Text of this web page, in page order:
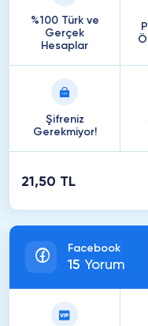
%100 Türk ve
Gerçek
Hesaplar
Şifreniz
Gerekmiyor!
21,50 TL
Facebook
15 Yorum